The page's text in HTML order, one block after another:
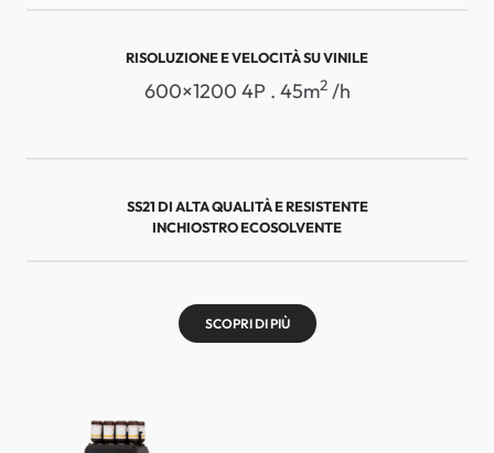
RISOLUZIONE E VELOCITÀ SU VINILE
600×1200 4P . 45m2/h
SS21 DI ALTA QUALITÀ E RESISTENTE
INCHIOSTRO ECOSOLVENTE
SCOPRI DI PIÙ